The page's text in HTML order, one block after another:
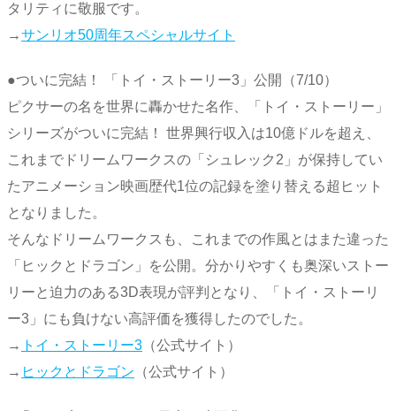
タリティに敬服です。
→サンリオ50周年スペシャルサイト
●ついに完結！ 「トイ・ストーリー3」公開（7/10）
ピクサーの名を世界に轟かせた名作、「トイ・ストーリー」
シリーズがついに完結！ 世界興行収入は10億ドルを超え、
これまでドリームワークスの「シュレック2」が保持してい
たアニメーション映画歴代1位の記録を塗り替える超ヒット
となりました。
そんなドリームワークスも、これまでの作風とはまた違った
「ヒックとドラゴン」を公開。分かりやすくも奥深いストー
リーと迫力のある3D表現が評判となり、「トイ・ストーリ
ー3」にも負けない高評価を獲得したのでした。
→ トイ・ストーリー3 （公式サイト）
→ ヒックとドラゴン （公式サイト）